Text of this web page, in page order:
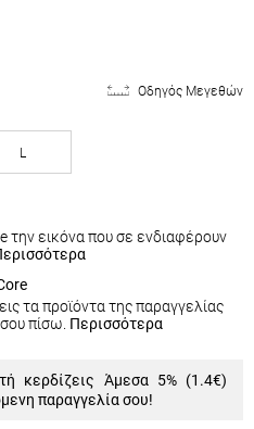
Οδηγός Μεγεθών
L
την εικόνα που σε ενδιαφέρουν
τα προϊόντα της παραγγελίας
πίσω. Περισσότερα
κερδίζεις Άμεσα 5% (1.4€)
παραγγελία σου!